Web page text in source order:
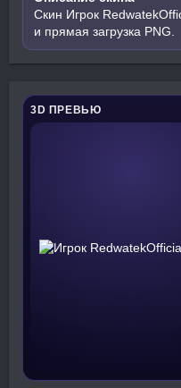
Скин Игрок
и прямая загрузка PNG.
3D ПРЕВЬЮ